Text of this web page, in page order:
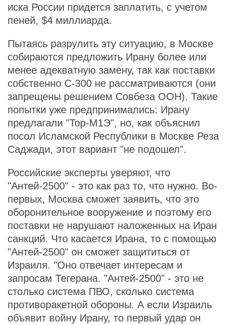
иска России придется заплатить, с учетом
пеней, $4 миллиарда.
Пытаясь разрулить эту ситуацию, в Москве
собираются предложить Ирану более или
менее адекватную замену, так как поставки
собственно С-300 не рассматриваются (они
запрещены решением Совбеза ООН). Такие
попытки уже предпринимались: Ирану
предлагали "Тор-М1Э", но, как объяснил
посол Исламской Республики в Москве Реза
Саджади, этот вариант "не подошел".
Российские эксперты уверяют, что
"Антей-2500" - это как раз то, что нужно. Во-
первых, Москва сможет заявить, что это
оборонительное вооружение и поэтому его
поставки не нарушают наложенных на Иран
санкций. Что касается Ирана, то с помощью
"Антей-2500" он сможет защититься от
Израиля. "Оно отвечает интересам и
запросам Тегерана. "Антей-2500" - это не
столько система ПВО, сколько система
противоракетной обороны. А если Израиль
объявит войну Ирану, то первый удар он